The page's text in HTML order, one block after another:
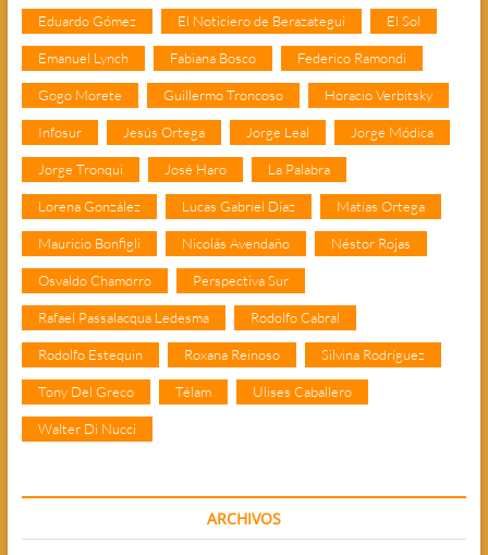
Eduardo Gómez El Noticiero de Berazategui El Sol
Emanuel Lynch Fabiana Bosco Federico Ramondi
Gogo Morete Guillermo Troncoso Horacio Verbitsky
Infosur Jesús Ortega Jorge Leal Jorge Módica
Jorge Tronqui José Haro La Palabra
Lorena González Lucas Gabriel Díaz Matías Ortega
Mauricio Bonfigli Nicolás Avendaño Néstor Rojas
Osvaldo Chamorro Perspectiva Sur
Rafael Passalacqua Ledesma Rodolfo Cabral
Rodolfo Estequin Roxana Reinoso Silvina Rodríguez
Tony Del Greco Télam Ulises Caballero
Walter Di Nucci
ARCHIVOS